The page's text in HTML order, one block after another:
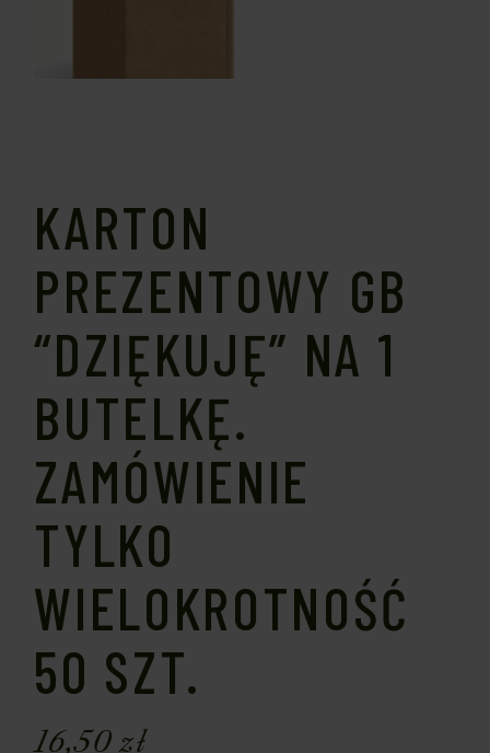
KARTON
PREZENTOWY GB
“DZIĘKUJĘ” NA 1
BUTELKĘ.
ZAMÓWIENIE
TYLKO
WIELOKROTNOŚĆ
50 SZT.
16,50zł